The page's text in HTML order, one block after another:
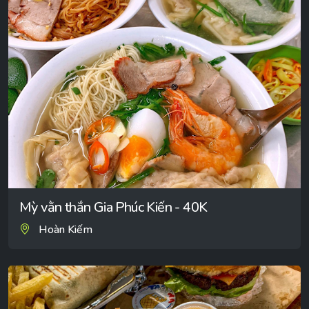
Mỳ vằn thắn Gia Phúc Kiến - 40K
Hoàn Kiếm